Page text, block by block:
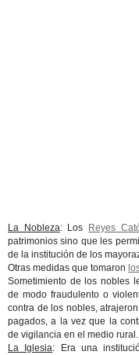
La Nobleza: Los Reyes
patrimonios sino que les
de la institución de los
Otras medidas que tomaron
Sometimiento de los nobles
de modo fraudulento o
contra de los nobles,
pagados, a la vez que la
de vigilancia en el medio rural.
La Iglesia: Era una